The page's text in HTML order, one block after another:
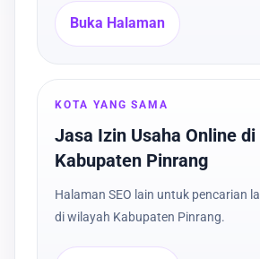
Buka Halaman
KOTA YANG SAMA
Jasa Izin Usaha Online di
Kabupaten Pinrang
Halaman SEO lain untuk pencarian
di wilayah Kabupaten Pinrang.